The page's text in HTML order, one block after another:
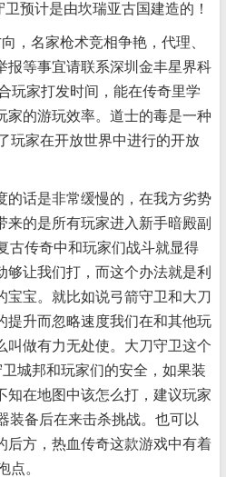
预计是由坎瑞亚古国建造的！
名家枪术竞相争艳，代理、
报等事宜请联系深圳金丰星界科
玩家打发时间，能在传奇里学
家的游玩效率。道士的毒是一种
玩家在开放世界中进行的开放
话是非常缓慢的，在我方劣势
来的是所有玩家进入新手暗殿副
古传奇中和玩家们战斗就显得
够让我们打，而这个办法就是利
宝宝。就比如说弓箭守卫和大刀
提升而忽略速度我们在和其他玩
叫做有力无处使。大刀守卫这个
城邦和玩家们的安全，如果装
知在地图中该怎么打，建议玩家
装备后在来击杀挑战。也可以
后方，热血传奇这款游戏中有着
点。